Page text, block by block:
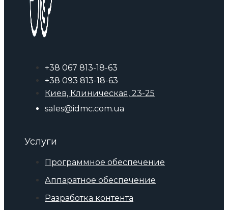
+38 067 813-18-63
+38 093 813-18-63
Киев, Клиническая, 23-25
sales@idmc.com.ua
Услуги
Программное обеспечение
Аппаратное обеспечение
Разработка контента